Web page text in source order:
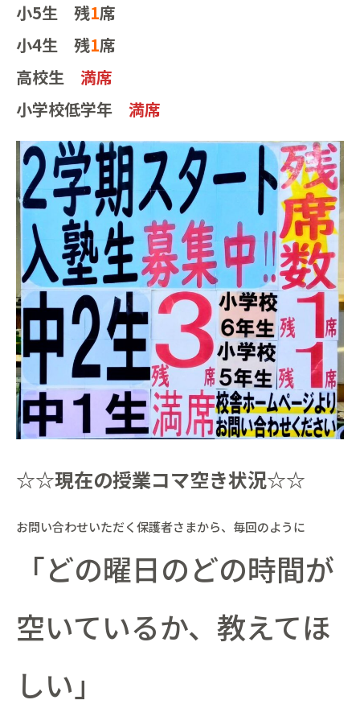
小5生 残1席
小4生 残1席
高校生 満席
小学校低学年 満席
☆☆現在の授業コマ空き状況☆☆
お問い合わせいただく保護者さまから、毎回のように
「どの曜日のどの時間が
空いているか、教えてほ
しい」